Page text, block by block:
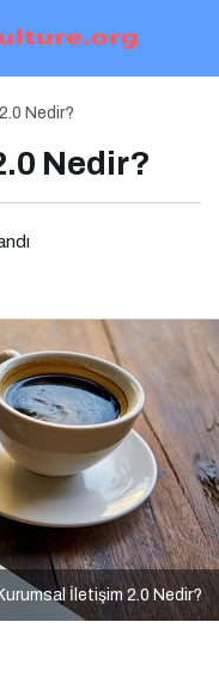
Nedir?
Nedir?
İletişim 2.0 Nedir?
– 6 İçin Geri